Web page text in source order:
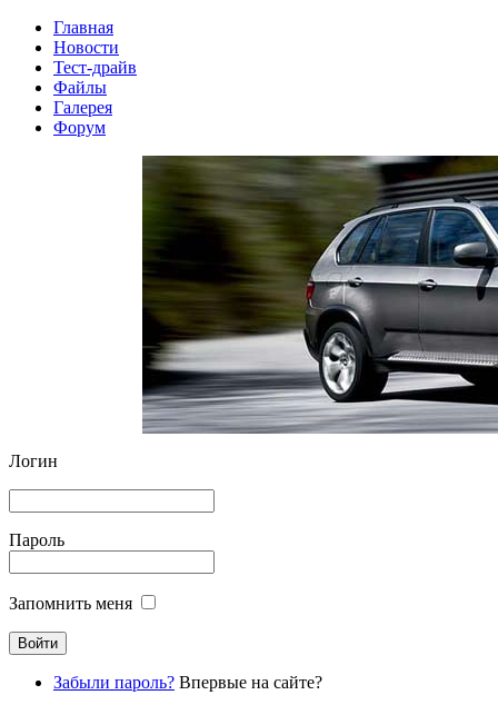
Главная
Новости
Тест-драйв
Файлы
Галерея
Форум
Логин
Пароль
Запомнить меня
Забыли пароль? Впервые на сайте?